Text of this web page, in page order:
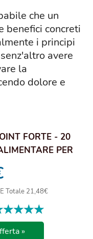
che un
benefici concreti
i principi
avere
la
dolore e
FORTE - 20
PER
Totale 21,48€
»